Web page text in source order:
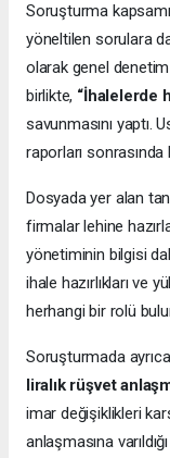
Soruşturma
yöneltilen sorulara
olarak genel
birlikte, “İhalelerde
savunmasını yaptı.
raporları
Dosyada yer alan
firmalar lehine
yönetiminin bilgisi
ihale hazırlıkları ve
herhangi bir rolü
Soruşturmada
liralık rüşvet
imar değişiklikleri
anlaşmasına